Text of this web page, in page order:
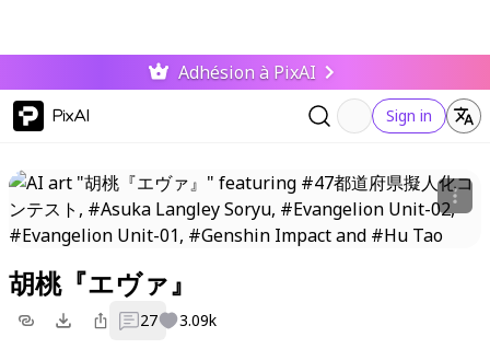
Adhésion à PixAI
PixAI Sign in
胡桃『エヴァ』
27 3.09k